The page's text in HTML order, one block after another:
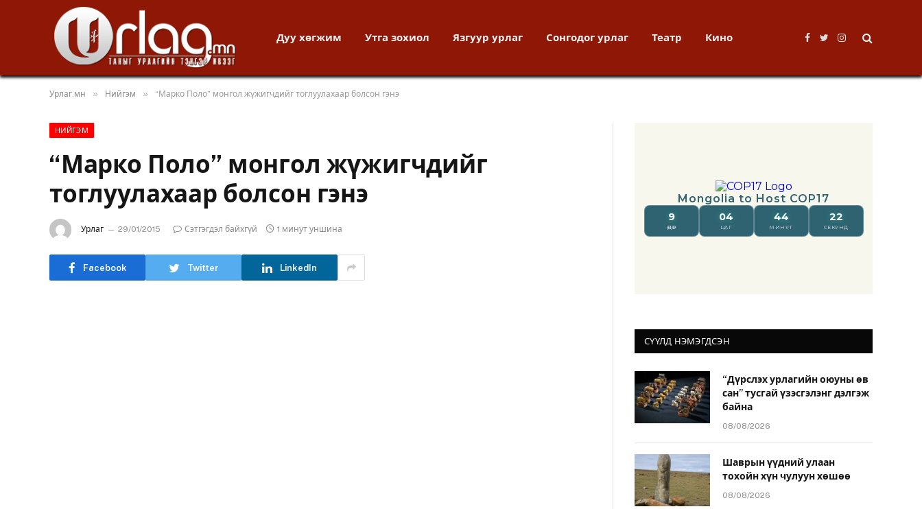
Дуу хөгжим Утга зохиол Язгуур урлаг Сонгодог урлаг Театр Кино
Facebook
TwitterInstagram
Урлаг.мн » Нийгэм » “Марко Поло” монгол жүжигчдийг тоглуулахаар болсон гэнэ
НИЙГЭМ
“Марко Поло” монгол жүжигчдийг
тоглуулахаар болсон гэнэ
Урлаг 29/01/2015 Сэтгэгдэл байхгүй 1 минут уншина
Facebook Twitter LinkedIn
СҮҮЛД НЭМЭГДСЭН
“Дүрслэх урлагийн оюуны өв
сан” тусгай үзэсгэлэнг дэлгэж
байна
08/08/2026
Шаврын үүдний улаан
тохойн хүн чулуун хөшөө
08/08/2026